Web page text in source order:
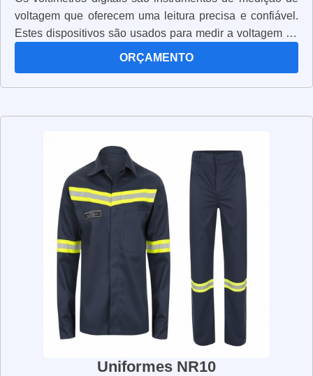
voltagem que oferecem uma leitura precisa e confiável.
Estes dispositivos são usados para medir a voltagem de
circuitos elétricos, permitindo que os usuários verifiquem
voltímetros digitais são muito fáceis de usar e oferecem
compactos e leves, o que os torna ideais para uso em
seguros, pois possuem proteção contra sobrecarga e
curto-circuito. Estes dispositivos são extremamente úteis
para qualquer pessoa que precise medir voltagem de
circuitos elétricos, pois oferecem uma leitura precisa e
confiável.
ORÇAMENTO
Uniformes NR10